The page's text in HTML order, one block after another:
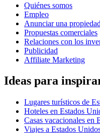
Quiénes somos
Empleo
Anunciar una propiedad
Propuestas comerciales
Relaciones con los
Publicidad
Affiliate Marketing
Ideas para
Lugares turísticos de
Hoteles en Estados
Casas vacacionales en
Viajes a Estados